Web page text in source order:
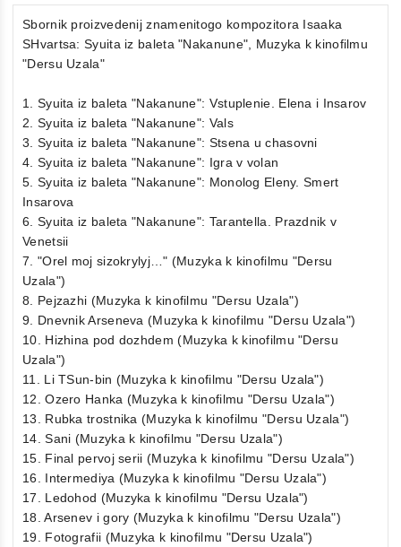
Sbornik proizvedenij znamenitogo kompozitora Isaaka
SHvartsa: Syuita iz baleta "Nakanune", Muzyka k kinofilmu
"Dersu Uzala"
1. Syuita iz baleta "Nakanune": Vstuplenie. Elena i Insarov
2. Syuita iz baleta "Nakanune": Vals
3. Syuita iz baleta "Nakanune": Stsena u chasovni
4. Syuita iz baleta "Nakanune": Igra v volan
5. Syuita iz baleta "Nakanune": Monolog Eleny. Smert
Insarova
6. Syuita iz baleta "Nakanune": Tarantella. Prazdnik v
Venetsii
7. "Orel moj sizokrylyj…" (Muzyka k kinofilmu "Dersu
Uzala")
8. Pejzazhi (Muzyka k kinofilmu "Dersu Uzala")
9. Dnevnik Arseneva (Muzyka k kinofilmu "Dersu Uzala")
10. Hizhina pod dozhdem (Muzyka k kinofilmu "Dersu
Uzala")
11. Li TSun-bin (Muzyka k kinofilmu "Dersu Uzala")
12. Ozero Hanka (Muzyka k kinofilmu "Dersu Uzala")
13. Rubka trostnika (Muzyka k kinofilmu "Dersu Uzala")
14. Sani (Muzyka k kinofilmu "Dersu Uzala")
15. Final pervoj serii (Muzyka k kinofilmu "Dersu Uzala")
16. Intermediya (Muzyka k kinofilmu "Dersu Uzala")
17. Ledohod (Muzyka k kinofilmu "Dersu Uzala")
18. Arsenev i gory (Muzyka k kinofilmu "Dersu Uzala")
19. Fotografii (Muzyka k kinofilmu "Dersu Uzala")